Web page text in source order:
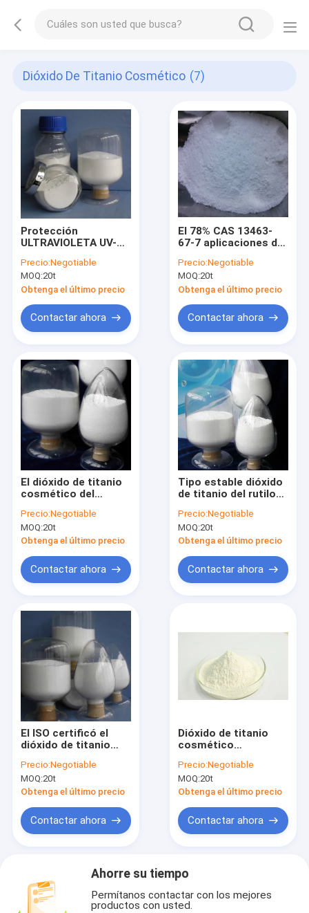
Dióxido De Titanio Cosmético (7)
Protección
ULTRAVIOLETA UV-
de titanio de Yantai
del cosmético para
la protección solar
Precio:Negotiable
MOQ:20t
Obtenga el último precio
Contactar ahora
El 78% CAS 13463-
67-7 aplicaciones del
Nanoparticle de los
cosméticos
Precio:Negotiable
MOQ:20t
Obtenga el último precio
Contactar ahora
El dióxido de titanio
cosmético del
uso ASTM de la
fundación, pigmenta
la materia prima
Precio:Negotiable
MOQ:20t
Obtenga el último precio
Contactar ahora
Tipo estable dióxido
de titanio del rutilo
en la fundación
Precio:Negotiable
MOQ:20t
Obtenga el último precio
Contactar ahora
El ISO certificó el
dióxido de titanio
EINECS 2366755 para
la crema
Precio:Negotiable
MOQ:20t
Obtenga el último precio
Contactar ahora
Dióxido de titanio
cosmético
CAS 13463-37-7,
Tio2 en cosméticos
Precio:Negotiable
MOQ:20t
Obtenga el último precio
Contactar ahora
Ahorre su tiempo
Permítanos contactar con los mejores
productos con usted.